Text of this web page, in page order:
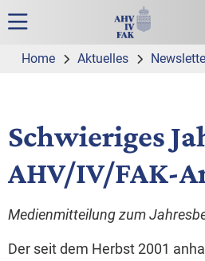
Zur Hauptnavigation
Zum Inhalt
Suche
Hauptnavigation
Home Aktuelles
Schwieriges
AHV/IV/FAK-
Medienmitteilung zum
Der seit dem Herbst 2001